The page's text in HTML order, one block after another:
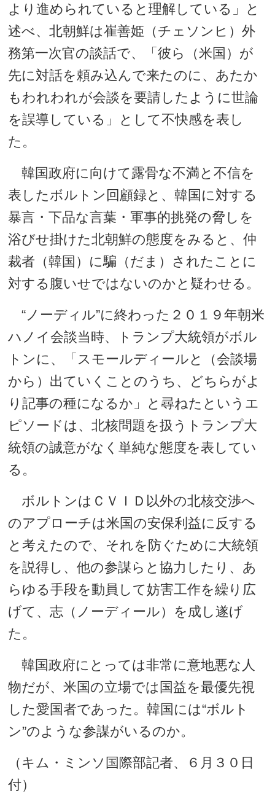
より進められていると理解している」と
述べ、北朝鮮は崔善姫（チェソンヒ）外
務第一次官の談話で、「彼ら（米国）が
先に対話を頼み込んで来たのに、あたか
もわれわれが会談を要請したように世論
を誤導している」として不快感を表し
た。
韓国政府に向けて露骨な不満と不信を
表したボルトン回顧録と、韓国に対する
暴言・下品な言葉・軍事的挑発の脅しを
浴びせ掛けた北朝鮮の態度をみると、仲
裁者（韓国）に騙（だま）されたことに
対する腹いせではないのかと疑わせる。
“ノーディル”に終わった２０１９年朝米
ハノイ会談当時、トランプ大統領がボル
トンに、「スモールディールと（会談場
から）出ていくことのうち、どちらがよ
り記事の種になるか」と尋ねたというエ
ピソードは、北核問題を扱うトランプ大
統領の誠意がなく単純な態度を表してい
る。
ボルトンはＣＶＩＤ以外の北核交渉へ
のアプローチは米国の安保利益に反する
と考えたので、それを防ぐために大統領
を説得し、他の参謀らと協力したり、あ
らゆる手段を動員して妨害工作を繰り広
げて、志（ノーディール）を成し遂げ
た。
韓国政府にとっては非常に意地悪な人
物だが、米国の立場では国益を最優先視
した愛国者であった。韓国には“ボルト
ン”のような参謀がいるのか。
（キム・ミンソ国際部記者、６月３０日
付）